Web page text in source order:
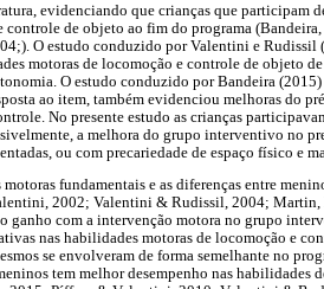
evidenciando que crianças que participam
de objeto ao fim do programa
O estudo conduzido por Valentini e Rudissil
motoras de locomoção e controle de objeto
O estudo conduzido por Bandeira
ao item, também evidenciou melhoras do
No presente estudo as crianças
a melhora do grupo interventivo no
ou com precariedade de espaço físico e
fundamentais e as diferenças entre
2002; Valentini & Rudissil, 2004;
ganho com a intervenção motora no grupo
nas habilidades motoras de locomoção e
se envolveram de forma semelhante no
tem melhor desempenho nas habilidades